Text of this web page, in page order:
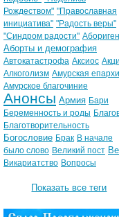
Рождеством" "Православная
инициатива" "Радость веры"
"Синдром радости"
Аборты и демография
Автокатастрофа Аксиос
Алкоголизм Амурская
Амурское благочиние
Анонсы Армия Бари
Беременность и роды
Благотворительность
Богословие Брак В начале
было слово Великий пост
Викариатство Вопросы
Показать все теги